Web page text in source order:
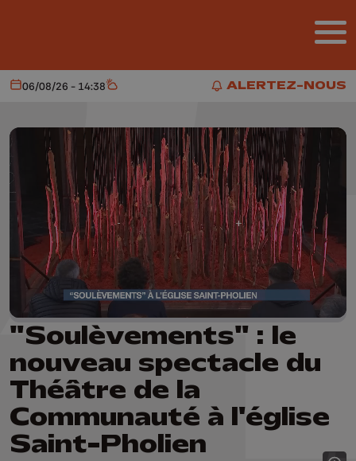
ALERTEZ-NOUS
ALERTEZ-NOUS
Aujourd'hui
06/08/26 - 14:38 Météo
"Soulèvements" : le
nouveau spectacle du
Théâtre de la
Communauté à l'église
Saint-Pholien